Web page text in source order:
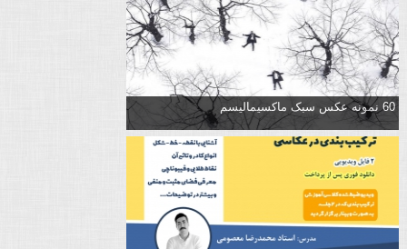
60 نمونه عکس سبک ماکسیمالیسم